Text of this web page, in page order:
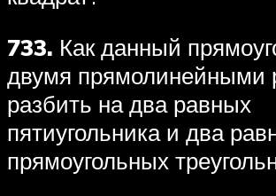
733. Как данный
двумя прямолинейными
разбить на два равных
пятиугольника и два
прямоугольных